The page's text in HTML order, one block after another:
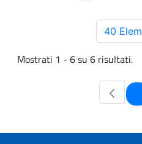
40
Mostrati 1 - 6 su 6 risultati.